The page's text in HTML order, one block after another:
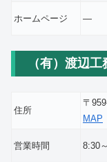
ホームページ ―
（有）渡辺工
住所
〒
MAP
営業時間 8:30